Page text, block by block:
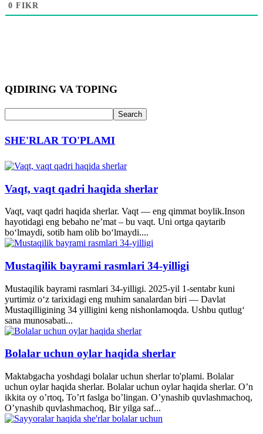
0 FIKR
QIDIRING VA TOPING
SHE'RLAR TO'PLAMI
Vaqt, vaqt qadri haqida sherlar
Vaqt, vaqt qadri haqida sherlar. Vaqt — eng qimmat boylik.Inson
hayotidagi eng bebaho ne’mat – bu vaqt. Uni ortga qaytarib
bo‘lmaydi, sotib ham olib bo‘lmaydi....
Mustaqilik bayrami rasmlari 34-yilligi
Mustaqilik bayrami rasmlari 34-yilligi. 2025-yil 1-sentabr kuni
yurtimiz o‘z tarixidagi eng muhim sanalardan biri — Davlat
Mustaqilligining 34 yilligini keng nishonlamoqda. Ushbu qutlug‘
sana munosabati...
Bolalar uchun oylar haqida sherlar
Maktabgacha yoshdagi bolalar uchun sherlar to'plami. Bolalar
uchun oylar haqida sherlar. Bolalar uchun oylar haqida sherlar. O’n
ikkita oy o’rtoq, To’rt faslga bo’lingan. O’ynashib quvlashmachoq,
O’ynashib quvlashmachoq, Bir yilga saf...